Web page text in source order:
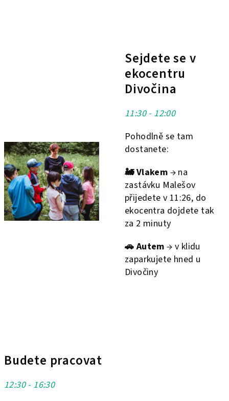
Sejdete se v
ekocentru
Divočina
11:30 - 12:00
Pohodlně se tam
dostanete:
🚂Vlakem → na
zastávku Malešov
přijedete v 11:26, do
ekocentra dojdete tak
za 2 minuty
🚗Autem→ v klidu
zaparkujete hned u
Divočiny
Budete pracovat
12:30 - 16:30